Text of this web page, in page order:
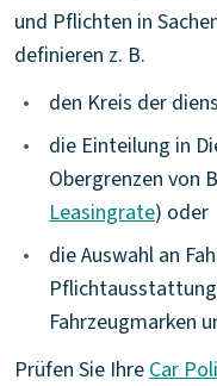
und Pflichten in
definieren z. B.
•
den Kreis der
•
die Einteilung in
Obergrenzen von
Leasingrate) oder
•
die Auswahl an
Fahrzeugmarken
Prüfen Sie Ihre Car